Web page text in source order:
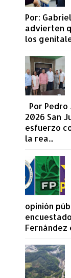
Por:
advierten
los
Por
2026 San
esfuerzo
la rea...
opinión
Fernández